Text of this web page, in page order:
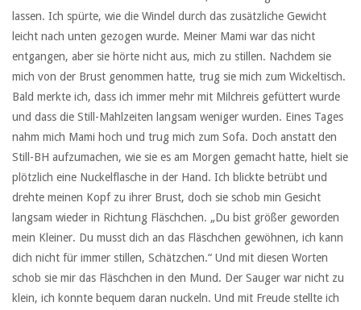
lassen. Ich spürte, wie die Windel durch das zusätzliche Gewicht
leicht nach unten gezogen wurde. Meiner Mami war das nicht
entgangen, aber sie hörte nicht aus, mich zu stillen. Nachdem sie
mich von der Brust genommen hatte, trug sie mich zum Wickeltisch.
Bald merkte ich, dass ich immer mehr mit Milchreis gefüttert wurde
und dass die Still-Mahlzeiten langsam weniger wurden. Eines Tages
nahm mich Mami hoch und trug mich zum Sofa. Doch anstatt den
Still-BH aufzumachen, wie sie es am Morgen gemacht hatte, hielt sie
plötzlich eine Nuckelflasche in der Hand. Ich blickte betrübt und
drehte meinen Kopf zu ihrer Brust, doch sie schob min Gesicht
langsam wieder in Richtung Fläschchen. „Du bist größer geworden
mein Kleiner. Du musst dich an das Fläschchen gewöhnen, ich kann
dich nicht für immer stillen, Schätzchen.“ Und mit diesen Worten
schob sie mir das Fläschchen in den Mund. Der Sauger war nicht zu
klein, ich konnte bequem daran nuckeln. Und mit Freude stellte ich